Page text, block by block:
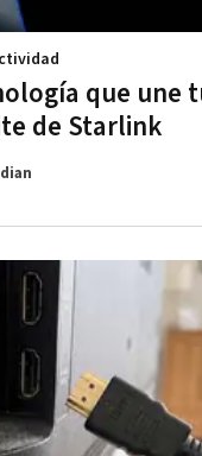
que une
de Starlink